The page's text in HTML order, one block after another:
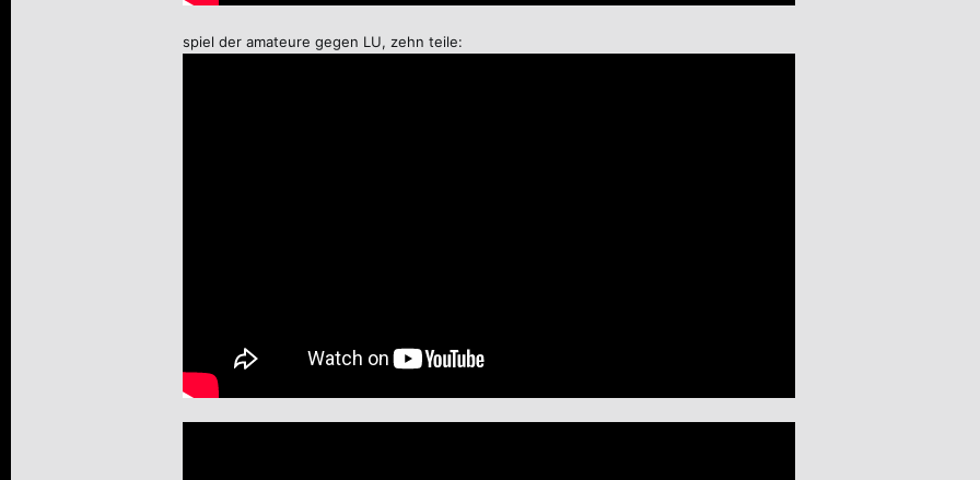
spiel der amateure gegen LU, zehn teile: